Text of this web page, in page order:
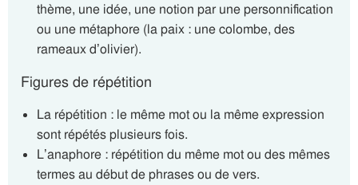
thème, une idée, une notion par une personnification
ou une métaphore (la paix : une colombe, des
rameaux d’olivier).
Figures de répétition
La répétition : le même mot ou la même expression
sont répétés plusieurs fois.
L’anaphore : répétition du même mot ou des mêmes
termes au début de phrases ou de vers.